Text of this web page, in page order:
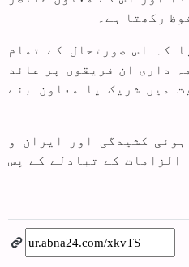
رکھتا ہے۔
کہ اس صورتحال کے تمام
داری ان فریقوں پر عائد
میں شریک یا معاون بنے
کشیدگی اور ایران و
الزامات کے تبادلے کے پس